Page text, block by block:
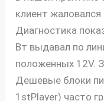
клиент жаловался
Диагностика
Вт выдавал по
положенных 12V.
Дешевые блоки
1stPlayer) часто